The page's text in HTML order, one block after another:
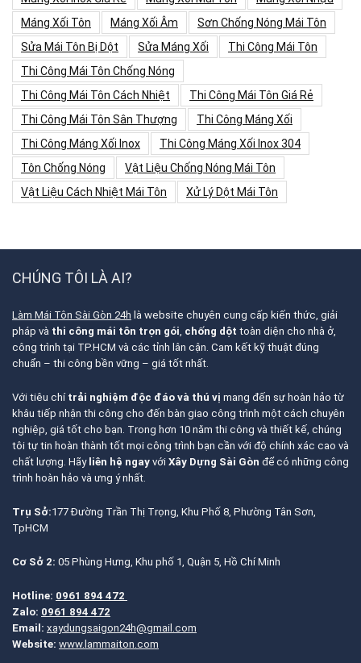
Máng Xối Tôn
Máng Xối Âm
Sơn Chống Nóng Mái Tôn
Sửa Mái Tôn Bị Dột
Sửa Máng Xối
Thi Công Mái Tôn
Thi Công Mái Tôn Chống Nóng
Thi Công Mái Tôn Cách Nhiệt
Thi Công Mái Tôn Giá Rẻ
Thi Công Mái Tôn Sân Thượng
Thi Công Máng Xối
Thi Công Máng Xối Inox
Thi Công Máng Xối Inox 304
Tôn Chống Nóng
Vật Liệu Chống Nóng Mái Tôn
Vật Liệu Cách Nhiệt Mái Tôn
Xử Lý Dột Mái Tôn
CHÚNG TÔI LÀ AI?
Làm Mái Tôn Sài Gòn 24h là website chuyên cung cấp kiến thức, giải
pháp và thi công mái tôn trọn gói, chống dột toàn diện cho nhà ở,
công trình tại TP.HCM và các tỉnh lân cận. Cam kết kỹ thuật đúng
chuẩn – thi công bền vững – giá tốt nhất.
Với tiêu chí trải nghiệm độc đáo và thú vị mang đến sự hoàn hảo từ
khâu tiếp nhận thi công cho đến bàn giao công trình một cách chuyên
nghiệp, giá tốt cho bạn. Trong hơn 10 năm thi công và thiết kế, chúng
tôi tự tin hoàn thành tốt mọi công trình bạn cần với độ chính xác cao và
chất lượng. Hãy liên hệ ngay với Xây Dựng Sài Gòn để có những công
trình hoàn hảo và ưng ý nhất.
Trụ Sở:177 Đường Trần Thị Trọng, Khu Phố 8, Phường Tân Sơn,
TpHCM
Cơ Sở 2: 05 Phùng Hưng, Khu phố 1, Quận 5, Hồ Chí Minh
Hotline: 0961 894 472
Zalo: 0961 894 472
Email: xaydungsaigon24h@gmail.com
Website: www.lammaiton.com